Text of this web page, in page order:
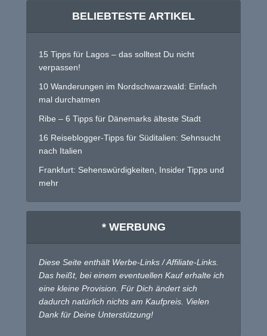
BELIEBTESTE ARTIKEL
15 Tipps für Lagos – das solltest Du nicht
verpassen!
10 Wanderungen im Nordschwarzwald: Einfach
mal durchatmen
Ribe – 6 Tipps für Dänemarks älteste Stadt
16 Reiseblogger-Tipps für Süditalien: Sehnsucht
nach Italien
Frankfurt: Sehenswürdigkeiten, Insider Tipps und
mehr
* WERBUNG
Diese Seite enthält Werbe-Links / Affiliate-Links.
Das heißt, bei einem eventuellen Kauf erhalte ich
eine kleine Provision. Für Dich ändert sich
dadurch natürlich nichts am Kaufpreis. Vielen
Dank für Deine Unterstützung!